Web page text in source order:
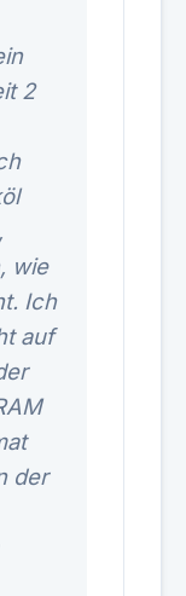
2
wie
Ich
auf
der